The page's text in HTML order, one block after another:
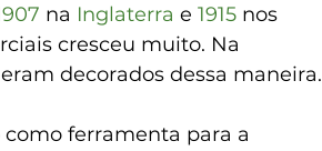
na Inglaterra e 1915 nos
cresceu muito. Na
decorados dessa maneira.
ferramenta para a